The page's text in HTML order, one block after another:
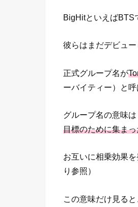
BigHitといえばBTS
彼らはまだデビュ
正式グループ名が
ーバイティー）と呼
グループ名の意味は
目標のために集ま
お互いに相乗効果
り参照）
この意味だけ見る